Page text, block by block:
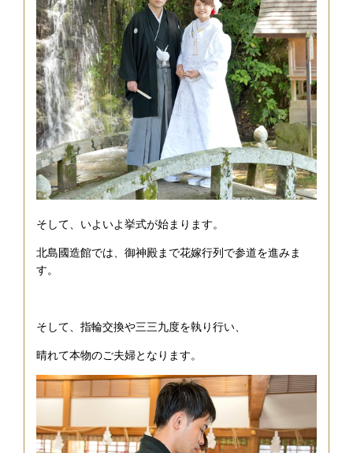
そして、いよいよ挙式が始まります。
北島國造館では、御神殿まで花嫁行列で参道を進みま
す。
そして、指輪交換や三三九度を執り行い、
晴れて本物のご夫婦となります。